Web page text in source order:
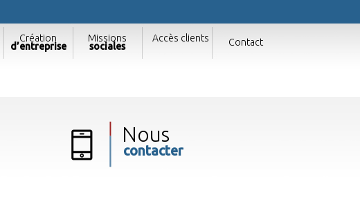
Création
d’entreprise
Missions
sociales
Accès clients Contact
Nous
contacter